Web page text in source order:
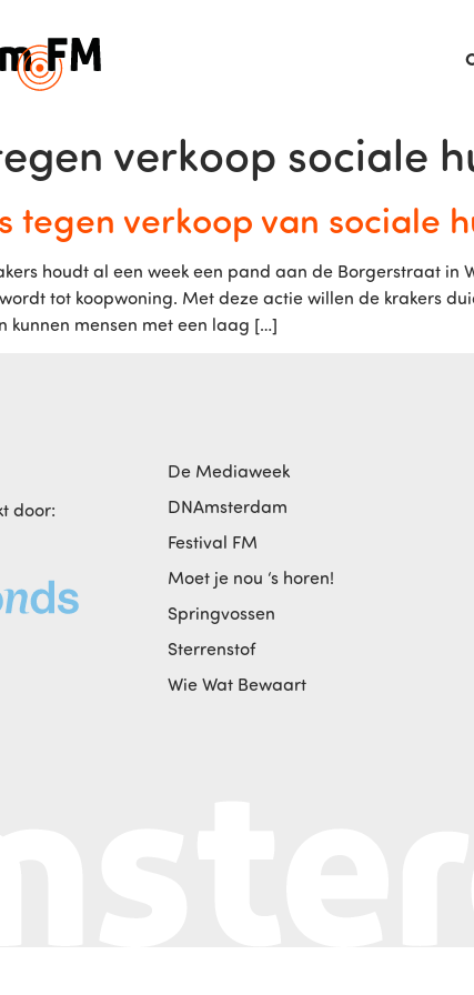
verkoop sociale
tegen verkoop van sociale
houdt al een week een pand aan de Borgerstraat
tot koopwoning. Met deze actie willen de krakers
kunnen mensen met een laag […]
door:
De Mediaweek
DNAmsterdam
Festival FM
Moet je nou ‘s horen!
Springvossen
Sterrenstof
Wie Wat Bewaart